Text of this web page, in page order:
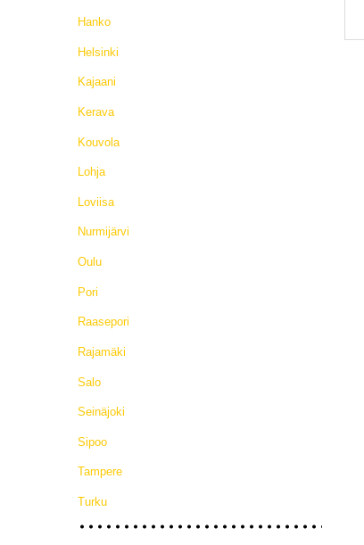
Hanko
Helsinki
Kajaani
Kerava
Kouvola
Lohja
Loviisa
Nurmijärvi
Oulu
Pori
Raasepori
Rajamäki
Salo
Seinäjoki
Sipoo
Tampere
Turku